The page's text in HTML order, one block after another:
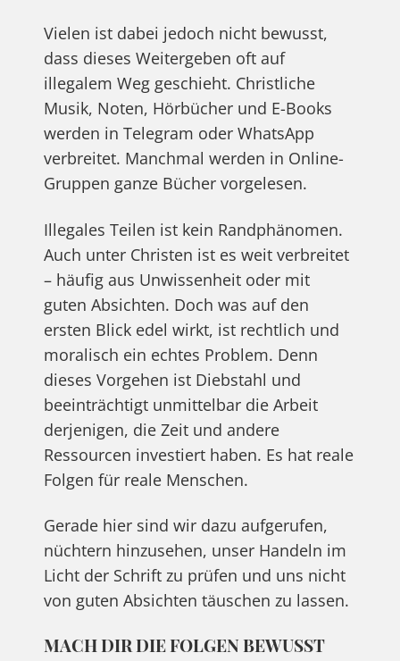
Vielen ist dabei jedoch nicht bewusst,
dass dieses Weitergeben oft auf
illegalem Weg geschieht. Christliche
Musik, Noten, Hörbücher und E-Books
werden in Telegram oder WhatsApp
verbreitet. Manchmal werden in Online-
Gruppen ganze Bücher vorgelesen.
Illegales Teilen ist kein Randphänomen.
Auch unter Christen ist es weit verbreitet
– häufig aus Unwissenheit oder mit
guten Absichten. Doch was auf den
ersten Blick edel wirkt, ist rechtlich und
moralisch ein echtes Problem. Denn
dieses Vorgehen ist Diebstahl und
beeinträchtigt unmittelbar die Arbeit
derjenigen, die Zeit und andere
Ressourcen investiert haben. Es hat reale
Folgen für reale Menschen.
Gerade hier sind wir dazu aufgerufen,
nüchtern hinzusehen, unser Handeln im
Licht der Schrift zu prüfen und uns nicht
von guten Absichten täuschen zu lassen.
MACH DIR DIE FOLGEN BEWUSST